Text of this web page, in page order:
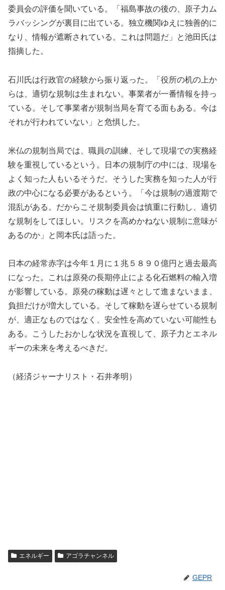
委員会の評価を聞いている。「福島事故の後の、原子力ム
ラバッシングが裏目に出ている。独立機関ゆえに独善的に
なり、情報が遮断されている。これは問題だ」と池田氏は
指摘した。
石川氏は行政官の経験から振り返った。「役所の机の上か
らは、適切な規制は生まれない。事業者が一番情報を持っ
ている。そして事業者が規制当局を育てる面もある。今は
それが行われていない」と危惧した。
米仏の規制当局では、職員の訓練、そして現場での実務経
験を重視しているという。日本の規制庁の中には、現場を
よく知った人もいるそうだ。そうした実務を知った人が行
政の中心になる必要があるという。「今は規制の過渡期で
混乱がある。だからこそ規制委員会は慎重に行動し、適切
な規制をしてほしい。リスクを高めかねない規制に意味が
あるのか」と岡本氏は語った。
日本の経常赤字は今年１月に１兆５８９０億円と過去最高
になった。これは原発の長期停止による化石燃料の輸入増
が影響している。原発の稼動は遅々として進まないまま、
負担だけが増大している。そして稼動を遅らせている規制
が、適正なものではなく、安全性を高めていない可能性も
ある。こうしたおかしな状況を直視して、原子力とエネル
ギーの未来を考えるべきだ。
（経済ジャーナリスト・石井孝明）
エネルギー アゴラチャンネル
GEPR